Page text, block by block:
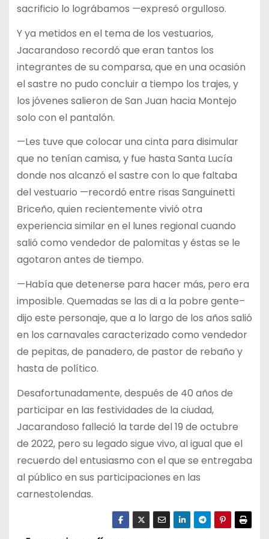
sacrificio lo lográbamos —expresó orgulloso.
Y ya metidos en el tema de los vestuarios,
Jacarandoso recordó que eran tantos los
integrantes de su comparsa, que en una ocasión
el sastre no pudo concluir a tiempo los trajes, y
los jóvenes salieron de San Juan hacia Montejo
solo con el pantalón.
—Les tuve que colocar una cinta para disimular
que no tenían camisa, y fue hasta Santa Lucía
donde nos alcanzó el sastre con lo que faltaba
del vestuario —recordó entre risas Sanguinetti
Briceño, quien recientemente vivió otra
experiencia similar en el lunes regional cuando
salió como vendedor de palomitas y éstas se le
agotaron antes de tiempo.
—Había que detenerse para hacer más, pero era
imposible. Quemadas se las di a la pobre gente–
dijo este personaje, que a lo largo de los años salió
en los carnavales caracterizado como vendedor
de pepitas, de panadero, de pastor de rebaño y
hasta de político.
Desafortunadamente, después de 40 años de
participar en las festividades de la ciudad,
Jacarandoso falleció la tarde del 19 de octubre
de 2022, pero su legado sigue vivo, al igual que el
recuerdo del entusiasmo con el que se entregaba
al público en sus participaciones en las
carnestolendas.